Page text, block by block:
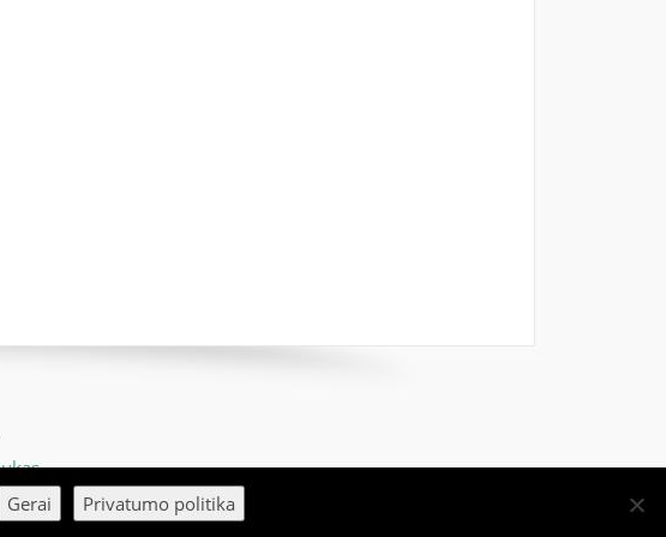
Gerai Privatumo politika